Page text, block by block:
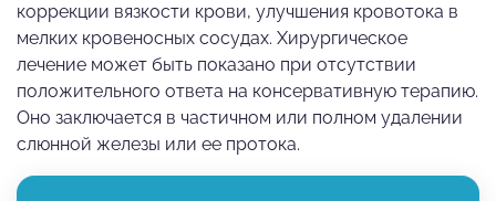
коррекции вязкости крови, улучшения кровотока в
мелких кровеносных сосудах. Хирургическое
лечение может быть показано при отсутствии
положительного ответа на консервативную терапию.
Оно заключается в частичном или полном удалении
слюнной железы или ее протока.